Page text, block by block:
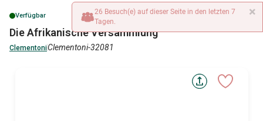
Verfügbar
Die Afrikanische Versammlung
ClementoniClementoni-32081
×
26 Besuch(e) auf dieser Seite in den letzten 7
Tagen.